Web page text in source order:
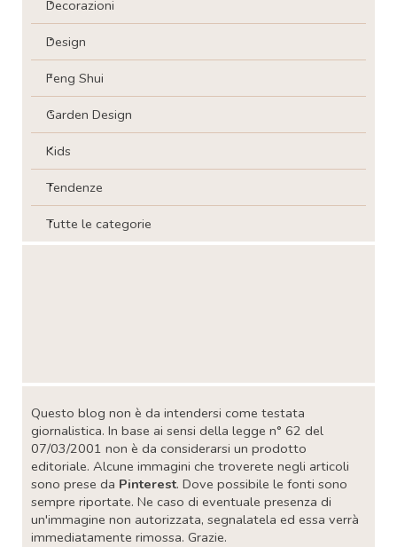
Decorazioni
Design
Feng Shui
Garden Design
Kids
Tendenze
Tutte le categorie
Questo blog non è da intendersi come testata
giornalistica. In base ai sensi della legge n° 62 del
07/03/2001 non è da considerarsi un prodotto
editoriale. Alcune immagini che troverete negli articoli
sono prese da Pinterest. Dove possibile le fonti sono
sempre riportate. Ne caso di eventuale presenza di
un'immagine non autorizzata, segnalatela ed essa verrà
immediatamente rimossa. Grazie.